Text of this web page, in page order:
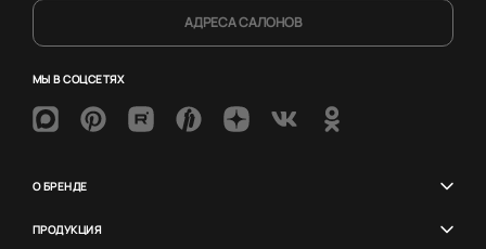
АДРЕСА САЛОНОВ
МЫ В СОЦСЕТЯХ
О БРЕНДЕ
ПРОДУКЦИЯ